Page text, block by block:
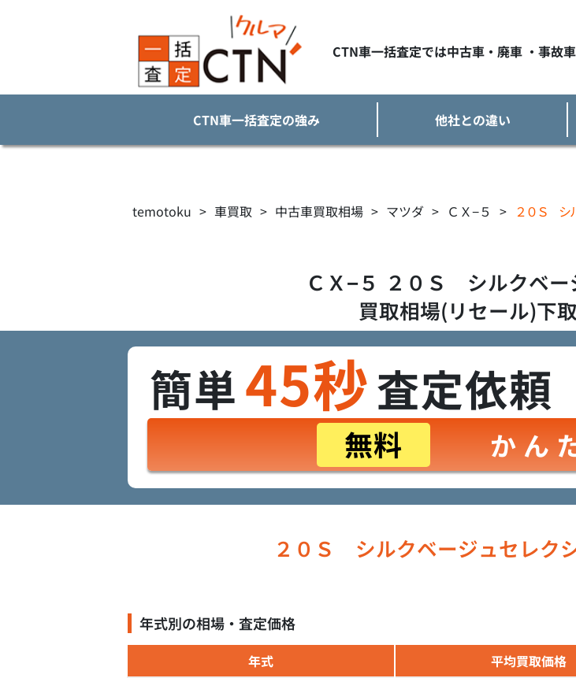
CTN車一括査定では中古車・廃車 ・事故
CTN車一括査定の強み 他社との違い
temotoku > 車買取 > 中古車買取相場 > マツダ > ＣＸ−５ > ２０Ｓ シ
ＣＸ−５ ２０Ｓ シルクベー
買取相場(リセール)下
簡単45秒査定依頼
無料 かん
２０Ｓ シルクベージュセレク
年式別の相場・査定価格
年式 平均買取価格